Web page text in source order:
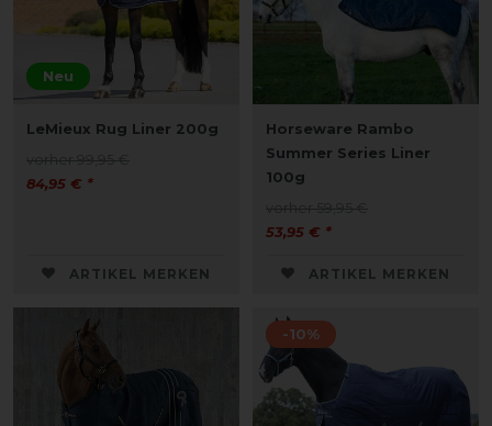
Neu
LeMieux Rug Liner 200g
84,95 € *
ARTIKEL MERKEN
Horseware Rambo
Summer Series Liner
100g
53,95 € *
ARTIKEL MERKEN
-10%